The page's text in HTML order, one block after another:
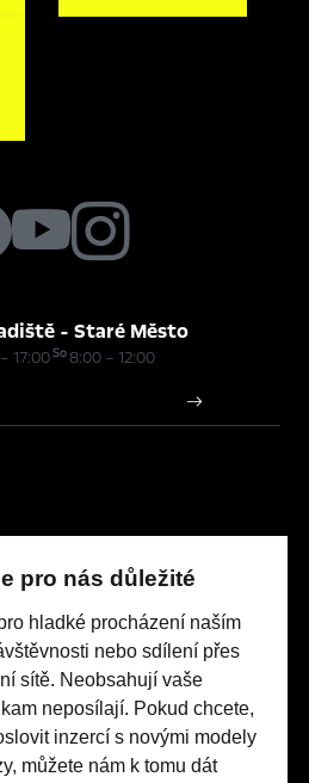
- Staré Město
17:00So8:00 – 12:00
cookies
řešení sporů
štítky pneumatik
k EU Data Act
pro nás důležité
hladké procházení naším
nebo sdílení přes
sítě. Neobsahují vaše
neposílají. Pokud chcete,
inzercí s novými modely
můžete nám k tomu dát